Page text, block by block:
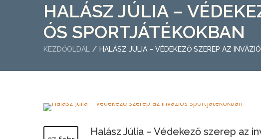
HALÁSZ JÚLIA –
ÓS SPORTJÁTÉKOKBAN
KEZDŐOLDAL HALÁSZ JÚLIA – VÉDEKEZŐ SZEREP AZ
Halász Júlia – Védekező szerep az